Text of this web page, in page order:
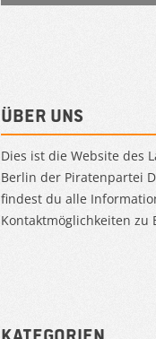
Über uns
Dies ist die Website des
Berlin der Piratenpartei
findest du alle
Kontaktmöglichkeiten zu
Kategorien